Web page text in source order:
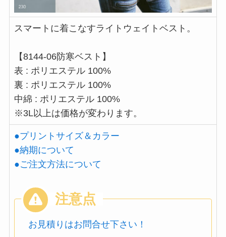
スマートに着こなすライトウェイトベスト。
【8144-06防寒ベスト】
表 : ポリエステル 100%
裏 : ポリエステル 100%
中綿 : ポリエステル 100%
※3L以上は価格が変わります。
●プリントサイズ＆カラー
●納期について
●ご注文方法について
お見積りはお問合せ下さい！